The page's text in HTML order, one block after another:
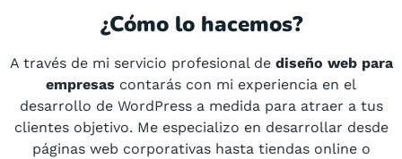
¿Cómo lo hacemos?
A través de mi servicio profesional de diseño web para
empresas contarás con mi experiencia en el
desarrollo de WordPress a medida para atraer a tus
clientes objetivo. Me especializo en desarrollar desde
páginas web corporativas hasta tiendas online o